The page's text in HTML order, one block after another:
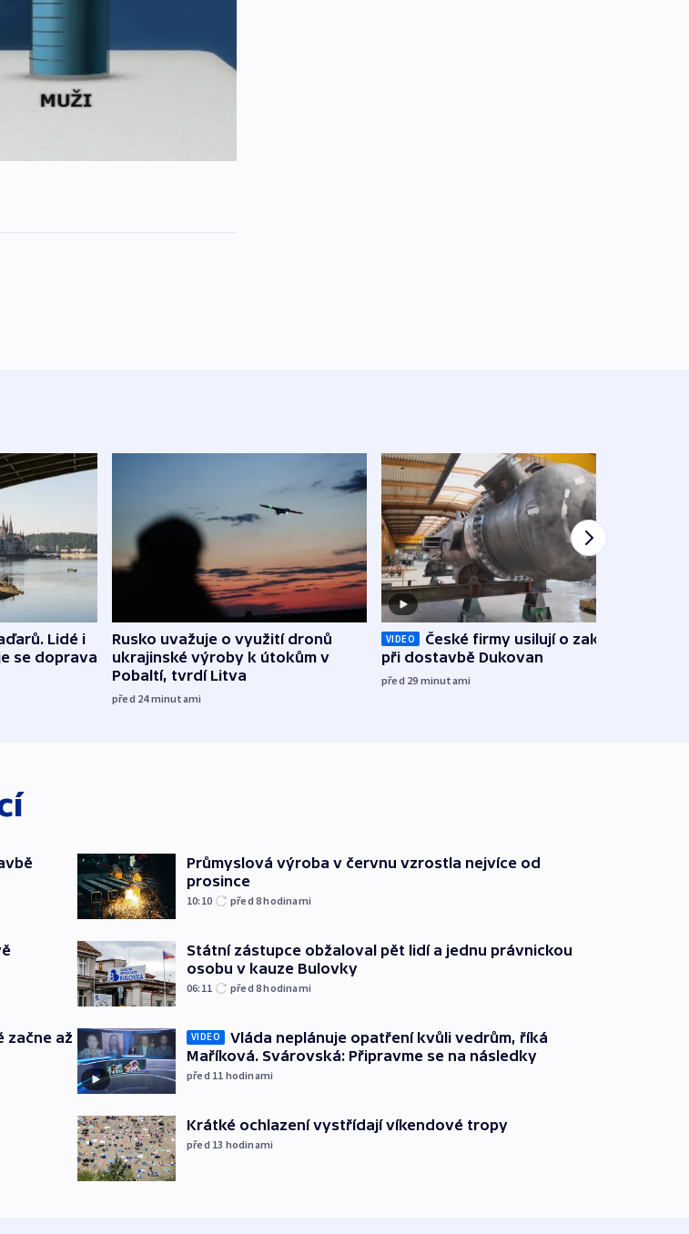
Lidé i
se doprava
Rusko uvažuje o využití dronů
ukrajinské výroby k útokům v
Pobaltí, tvrdí Litva
před 24minutami
VIDEO
České firmy usilují o zakázky
při dostavbě Dukovan
před 29 minutami
začne až
Průmyslová výroba v červnu vzrostla nejvíce od
prosince
10:10 před 8hodinami
Státní zástupce obžaloval pět lidí a jednu právnickou
osobu v kauze Bulovky
06:11 před 8hodinami
VIDEO
Vláda neplánuje opatření kvůli vedrům, říká
Maříková. Svárovská: Připravme se na následky
před 11 hodinami
Krátké ochlazení vystřídají víkendové tropy
před 13 hodinami